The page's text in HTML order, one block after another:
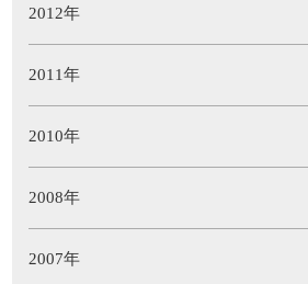
2012年
2011年
2010年
2008年
2007年